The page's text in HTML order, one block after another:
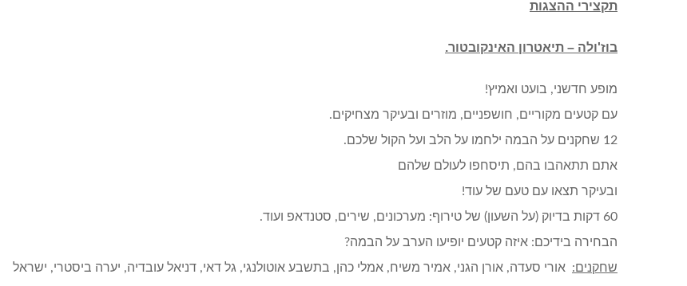
תקצירי ההצגות
בוז'ולה – תיאטרון האינקובטור.
מופע חדשני, בועט ואמיץ!
עם קטעים מקוריים, חושפניים, מוזרים ובעיקר מצחיקים.
12 שחקנים על הבמה ילחמו על הלב ועל הקול שלכם.
אתם תתאהבו בהם, תיסחפו לעולם שלהם
ובעיקר תצאו עם טעם של עוד!
60 דקות בדיוק (על השעון) של טירוף: מערכונים, שירים, סטנדאפ ועוד.
הבחירה בידיכם: איזה קטעים יופיעו הערב על הבמה?
שחקנים: אורי סעדה, אורן הגני, אמיר משיח, אמלי כהן, בתשבע אוטולנגי, גל דאי, דניאל עובדיה, יערה ביסטרי, ישראל